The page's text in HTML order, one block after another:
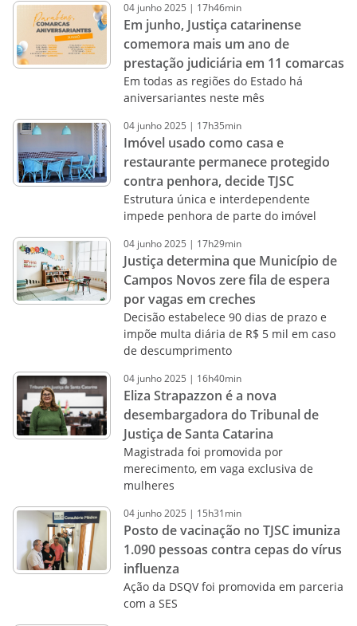
04 junho2025 | 17h46min
Em junho, Justiça catarinense
comemora mais um ano de
prestação judiciária em 11 comarcas
Em todas as regiões do Estado há
aniversariantes neste mês
04 junho2025 | 17h35min
Imóvel usado como casa e
restaurante permanece protegido
contra penhora, decide TJSC
Estrutura única e interdependente
impede penhora de parte do imóvel
04 junho2025 | 17h29min
Justiça determina que Município de
Campos Novos zere fila de espera
por vagas em creches
Decisão estabelece 90 dias de prazo e
impõe multa diária de R$ 5 mil em caso
de descumprimento
04 junho2025 | 16h40min
Eliza Strapazzon é a nova
desembargadora do Tribunal de
Justiça de Santa Catarina
Magistrada foi promovida por
merecimento, em vaga exclusiva de
mulheres
04 junho2025 | 15h31min
Posto de vacinação no TJSC imuniza
1.090 pessoas contra cepas do vírus
influenza
Ação da DSQV foi promovida em parceria
com a SES